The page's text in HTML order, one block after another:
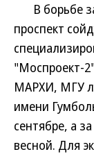
В борьбе за
проспект
"Моспроект-
МАРХИ, МГУ
имени
сентябре, а
весной. Для